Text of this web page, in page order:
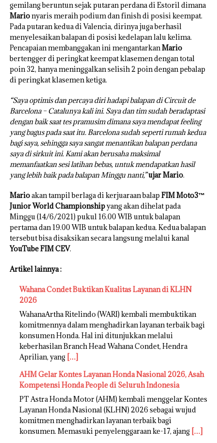
gemilang beruntun sejak putaran perdana di Estoril dimana
Marionyaris meraih podium dan finish di posisi keempat.
Pada putaran kedua di Valencia, dirinya juga berhasil
menyelesaikan balapan di posisi kedelapan lalu kelima.
Pencapaian membanggakan ini mengantarkanMario
bertengger di peringkat keempat klasemen dengan total
poin 32, hanya meninggalkan selisih 2 poin dengan pebalap
di peringkat klasemen ketiga.
“Saya optimis dan percaya diri hadapi balapan di Circuit de
Barcelona – Catalunya kali ini. Saya dan tim sudah beradaptasi
dengan baik saat tes pramusim dimana saya mendapat feeling
yang bagus pada saat itu. Barcelona sudah seperti rumah kedua
bagi saya, sehingga saya sangat menantikan balapan perdana
saya di sirkuit ini. Kami akan berusaha maksimal
memanfaatkan sesi latihan bebas, untuk mendapatkan hasil
yang lebih baik pada balapan Minggu nanti,”ujar Mario.
Marioakan tampil berlaga di kerjuaraan balap FIM Moto3™
Junior World Championshipyang akan dihelat pada
Minggu (14/6/2021) pukul 16.00 WIB untuk balapan
pertama dan 19.00 WIB untuk balapan kedua. Kedua balapan
tersebut bisa disaksikan secara langsung melalui kanal
YouTube FIM CEV.
Artikel lainnya :
Wahana Condet Buktikan Kualitas Layanan di KLHN
2026
WahanaArtha Ritelindo (WARI) kembali membuktikan
komitmennya dalam menghadirkan layanan terbaik bagi
konsumen Honda. Hal ini ditunjukkan melalui
keberhasilan Branch Head Wahana Condet, Hendra
Aprilian, yang […]
AHM Gelar Kontes Layanan Honda Nasional 2026, Asah
Kompetensi Honda People di Seluruh Indonesia
PT Astra Honda Motor (AHM) kembali menggelar Kontes
Layanan Honda Nasional (KLHN) 2026 sebagai wujud
komitmen menghadirkan layanan terbaik bagi
konsumen. Memasuki penyelenggaraan ke-17, ajang […]